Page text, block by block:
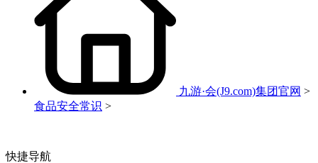
九游·会(J9.com)集团官网 >
食品安全常识 >
快捷导航